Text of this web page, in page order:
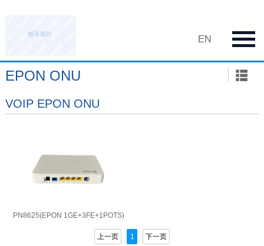
EN
EPON ONU
VOIP EPON ONU
PN8625(EPON 1GE+3FE+1POTS)
上一页 1 下一页